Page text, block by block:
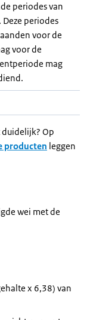
periodes van
periodes
voor de
voor de
mag
Op
producten leggen
wei met de
x 6,38) van